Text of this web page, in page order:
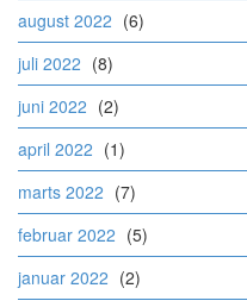
august 2022 (6)
juli 2022 (8)
juni 2022 (2)
april 2022 (1)
marts 2022 (7)
februar 2022 (5)
januar 2022 (2)